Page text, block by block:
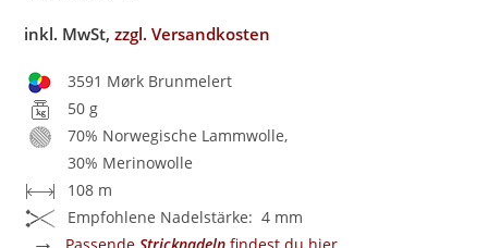
inkl. MwSt,zzgl. Versandkosten
3591 Mørk Brunmelert
50 g
70% Norwegische Lammwolle,
30% Merinowolle
108 m
Empfohlene Nadelstärke: 4 mm
→